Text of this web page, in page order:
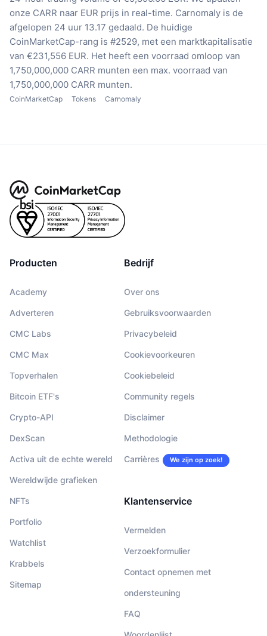
onze CARR naar EUR prijs in real-time. Carnomaly is de
afgelopen 24 uur 13.17 gedaald. De huidige
CoinMarketCap-rang is #2529, met een marktkapitalisatie
van €231,556 EUR. Het heeft een voorraad omloop van
1,750,000,000 CARR munten een max. voorraad van
1,750,000,000 CARR munten.
CoinMarketCap Tokens Carnomaly
Producten
Academy
Adverteren
CMC Labs
CMC Max
Topverhalen
Bitcoin ETF's
Crypto-API
DexScan
Activa uit de echte wereld
Wereldwijde grafieken
NFTs
Portfolio
Watchlist
Krabbels
Sitemap
Bedrijf
Over ons
Gebruiksvoorwaarden
Privacybeleid
Cookievoorkeuren
Cookiebeleid
Community regels
Disclaimer
Methodologie
Carrières We zijn op zoek!
Klantenservice
Vermelden
Verzoekformulier
Contact opnemen met
ondersteuning
FAQ